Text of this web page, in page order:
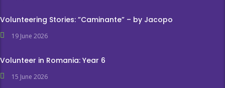
Volunteering Stories: ”Caminante” – by Jacopo
19 June 2026
Volunteer in Romania: Year 6
15 June 2026